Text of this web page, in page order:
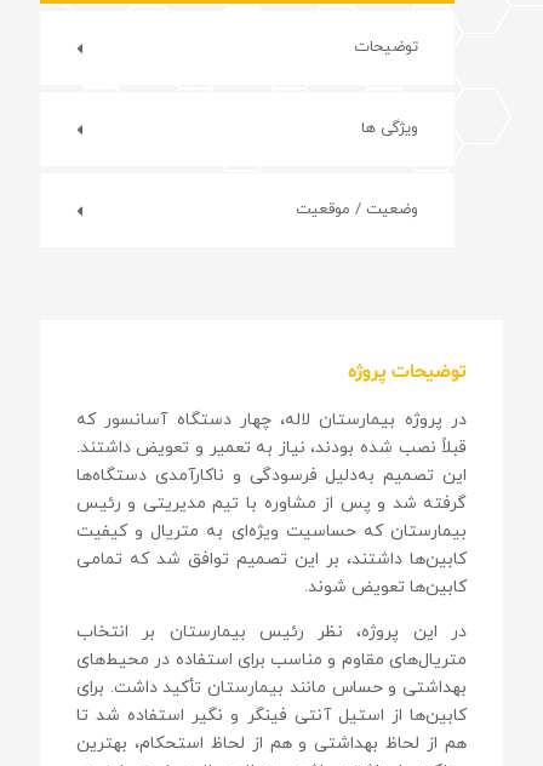
توضیحات
ویژگی ها
وضعیت / موقعیت
توضیحات پروژه
در پروژه بیمارستان لاله، چهار دستگاه آسانسور که
قبلاً نصب شده بودند، نیاز به تعمیر و تعویض داشتند.
این تصمیم به‌دلیل فرسودگی و ناکارآمدی دستگاه‌ها
گرفته شد و پس از مشاوره با تیم مدیریتی و رئیس
بیمارستان که حساسیت ویژه‌ای به متریال و کیفیت
کابین‌ها داشتند، بر این تصمیم توافق شد که تمامی
کابین‌ها تعویض شوند.
در این پروژه، نظر رئیس بیمارستان بر انتخاب
متریال‌های مقاوم و مناسب برای استفاده در محیط‌های
بهداشتی و حساس مانند بیمارستان تأکید داشت. برای
کابین‌ها از استیل آنتی فینگر و نگیر استفاده شد تا
هم از لحاظ بهداشتی و هم از لحاظ استحکام، بهترین